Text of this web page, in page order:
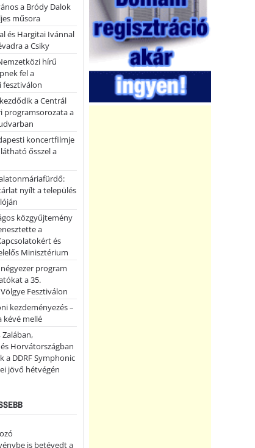
a Bródy Dalok
műsora
és Hargitai Ivánnal
a Csiky
hírű
fel a
fesztiválon
a Centrál
programsorozata a
koncertfilmje
ősszel a
nyílt a település
közgyűjtemény
a
és
Minisztérium
program
a 35.
Fesztiválon
kezdeményezés –
kévé mellé
Horvátországban
a DDRF Symphonic
jövő hétvégén
is betévedt a